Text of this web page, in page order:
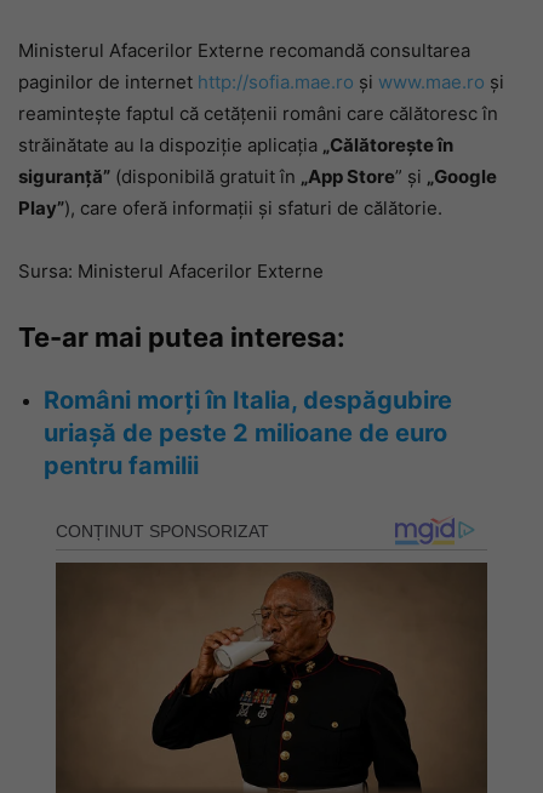
Ministerul Afacerilor Externe recomandă consultarea
paginilor de internet http://sofia.mae.ro și www.mae.ro și
reamintește faptul că cetățenii români care călătoresc în
străinătate au la dispoziție aplicația „Călătorește în
siguranță” (disponibilă gratuit în „App Store” și „Google
Play”), care oferă informații și sfaturi de călătorie.
Sursa: Ministerul Afacerilor Externe
Te-ar mai putea interesa:
Români morți în Italia, despăgubire
uriașă de peste 2 milioane de euro
pentru familii